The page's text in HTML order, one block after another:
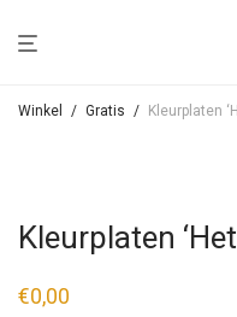
Winkel / Gratis / Kleurplaten
Kleurplaten
€0,00